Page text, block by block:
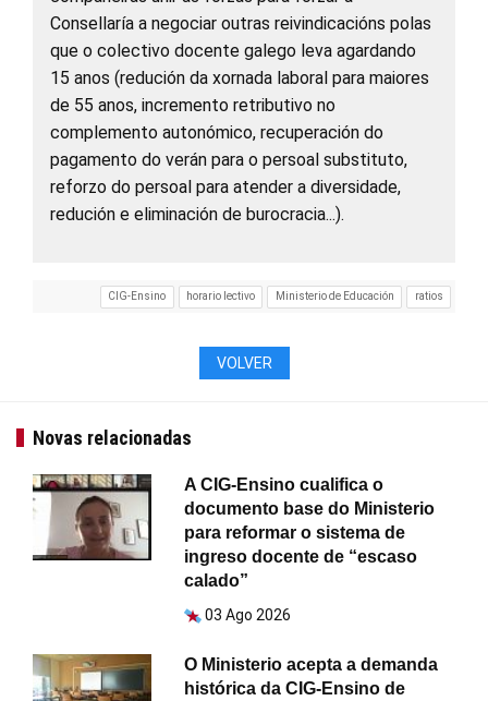
Consellaría a negociar outras reivindicacións polas
que o colectivo docente galego leva agardando
15 anos (redución da xornada laboral para maiores
de 55 anos, incremento retributivo no
complemento autonómico, recuperación do
pagamento do verán para o persoal substituto,
reforzo do persoal para atender a diversidade,
redución e eliminación de burocracia...).
CIG-Ensino horario lectivo Ministerio de Educación ratios
VOLVER
Novas relacionadas
A CIG-Ensino cualifica o
documento base do Ministerio
para reformar o sistema de
ingreso docente de “escaso
calado”
03 Ago 2026
O Ministerio acepta a demanda
histórica da CIG-Ensino de